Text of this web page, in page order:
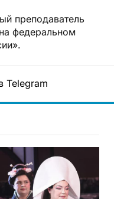
преподаватель
федеральном
Telegram